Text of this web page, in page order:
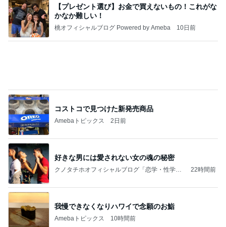
【プレゼント選び】お金で買えないもの！これがな
かなか難しい！
桃オフィシャルブログ Powered by Ameba 10日前
コストコで見つけた新発売商品
Amebaトピックス 2日前
好きな男には愛されない女の魂の秘密
クノタチホオフィシャルブログ「恋学・性学研
22時間前
我慢できなくなりハワイで念願のお鮨
Amebaトピックス 10時間前